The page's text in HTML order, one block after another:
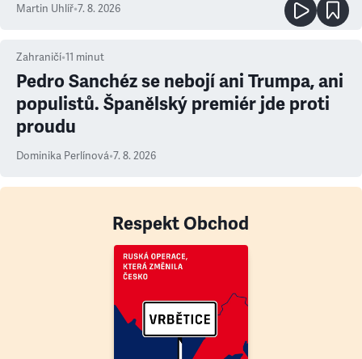
Martin Uhlíř•7. 8. 2026
Zahraničí•11 minut
Pedro Sanchéz se nebojí ani Trumpa, ani
populistů. Španělský premiér jde proti
proudu
Dominika Perlínová•7. 8. 2026
Respekt Obchod